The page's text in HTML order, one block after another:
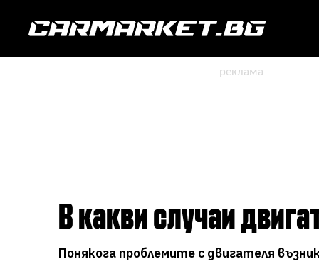
В какви случаи
Понякога проблемите с двигателя